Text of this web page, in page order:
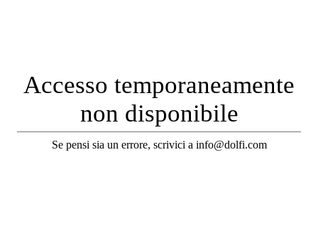
Accesso temporaneamente
non disponibile
Se pensi sia un errore, scrivici a info@dolfi.com